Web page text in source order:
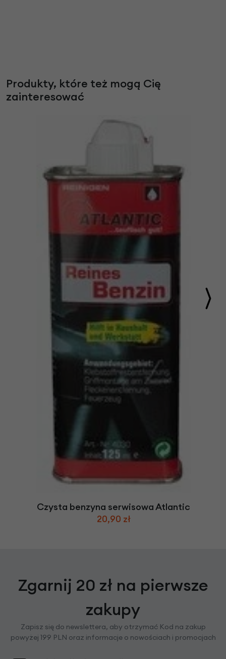
Produkty, które też mogą Cię
zainteresować
Czysta benzyna serwisowa Atlantic
20,90 zł
Zgarnij 20 zł na pierwsze
zakupy
Zapisz się do newslettera, aby otrzymać Kod na zakup
powyżej 199 PLN oraz informacje o nowościach i promocjach